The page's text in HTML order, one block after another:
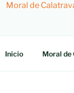
Moral de
Inicio Moral de